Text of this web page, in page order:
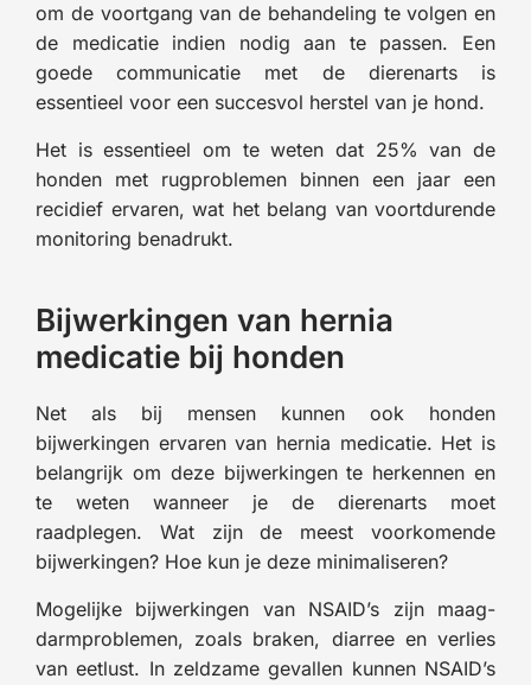
om de voortgang van de behandeling te volgen en
de medicatie indien nodig aan te passen. Een
goede communicatie met de dierenarts is
essentieel voor een succesvol herstel van je hond.
Het is essentieel om te weten dat 25% van de
honden met rugproblemen binnen een jaar een
recidief ervaren, wat het belang van voortdurende
monitoring benadrukt.
Bijwerkingen van hernia
medicatie bij honden
Net als bij mensen kunnen ook honden
bijwerkingen ervaren van hernia medicatie. Het is
belangrijk om deze bijwerkingen te herkennen en
te weten wanneer je de dierenarts moet
raadplegen. Wat zijn de meest voorkomende
bijwerkingen? Hoe kun je deze minimaliseren?
Mogelijke bijwerkingen van NSAID’s zijn maag-
darmproblemen, zoals braken, diarree en verlies
van eetlust. In zeldzame gevallen kunnen NSAID’s